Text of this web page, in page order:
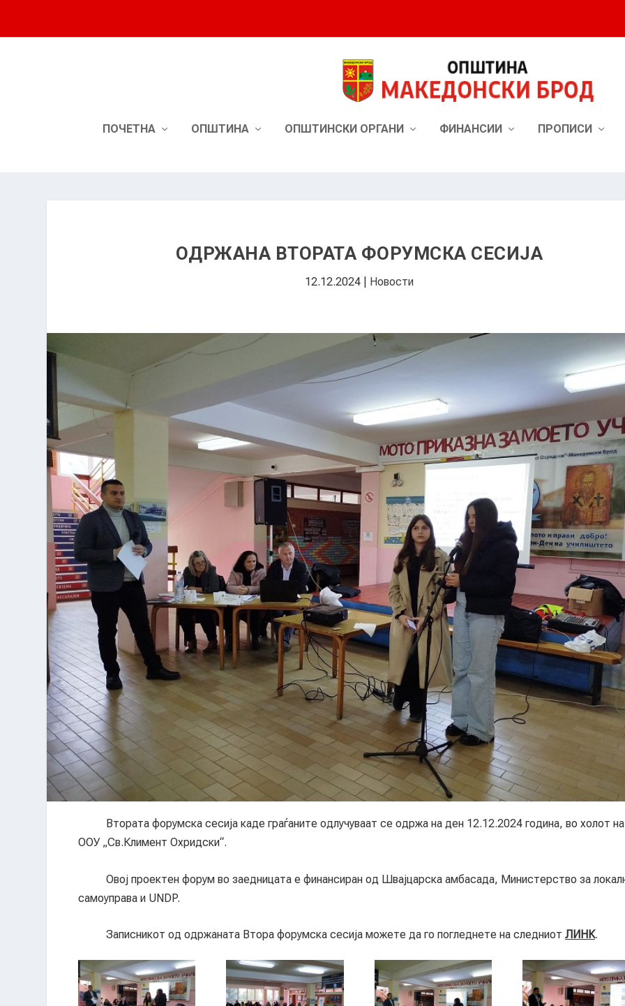
ПОЧЕТНА ОПШТИНА ОПШТИНСКИ ОРГАНИ ФИНАНСИИ ПРОПИСИ
ОДРЖАНА ВТОРАТА ФОРУМСКА СЕСИЈА
12.12.2024| Новости
Втората форумска сесија каде граѓаните одлучуваат се одржа на ден 12.12.2024 година, во холот на
ООУ „Св.Климент Охридски“.
Овој проектен форум во заедницата е финансиран од Швајцарска амбасада, Министерство за
самоуправа и UNDP.
Записникот од одржаната Втора форумска сесија можете да го погледнете на следниот ЛИНК.